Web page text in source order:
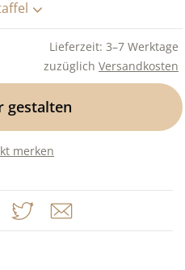
Lieferzeit: 3–7 Werktage
zuzüglich Versandkosten
gestalten
merken